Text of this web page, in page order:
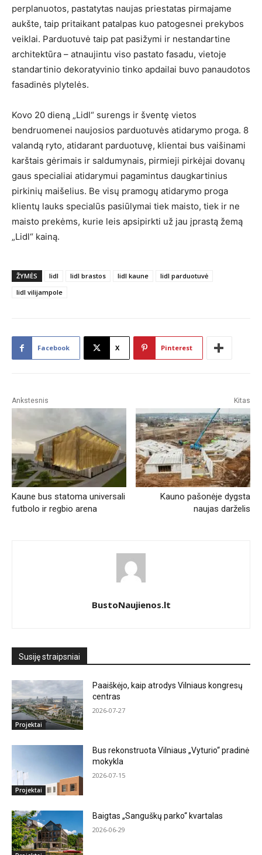
perplanuotos, pastatytas naujas priestatas pirmajame
aukšte, taip pritaikant patalpas kuo patogesnei prekybos
veiklai. Parduotuvė taip pat pasižymi ir nestandartine
architektūra – atnaujintu viso pastato fasadu, vietoje
standartinio dekoratyvinio tinko apdailai buvo panaudotos
fasadinės plytelės.
Kovo 20 dieną „Lidl“ surengs ir šventę vietos
bendruomenei naujosios parduotuvės atidarymo proga. 8
valandą ryto, atidarant parduotuvę, klientai bus vaišinami
karštais gėrimais ir saldumynais, pirmieji pirkėjai dovanų
gaus specialiai atidarymui pagamintus daugkartinius
pirkinių maišelius. Be visų pramogų atidarymo proga
klientų lauks specialūs pasiūlymai tiek maisto, tiek ir ne
maisto prekėms, kurie leis apsipirkti už jau įprastą žemą
„Lidl“ kainą.
ŽYMĖS lidl lidl brastos lidl kaune
lidl parduotuvė
lidl vilijampole
Facebook X Pinterest
Ankstesnis
Kaune bus statoma universali
futbolo ir regbio arena
Kitas
Kauno pašonėje dygsta
naujas darželis
BustoNaujienos.lt
Susiję straipsniai
Projektai
Paaiškėjo, kaip atrodys Vilniaus kongresų
centras
2026-07-27
Projektai
Bus rekonstruota Vilniaus „Vyturio“ pradinė
mokykla
2026-07-15
Baigtas „Sanguškų parko“ kvartalas
2026-06-29